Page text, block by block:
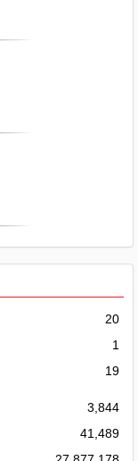
20
1
19
3,844
41,489